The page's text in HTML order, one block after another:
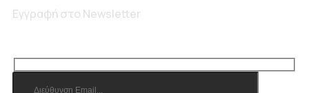
Εγγραφή στο Newsletter